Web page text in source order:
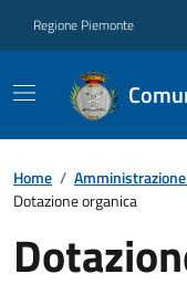
Regione Piemonte
Home /
Dotazione organica